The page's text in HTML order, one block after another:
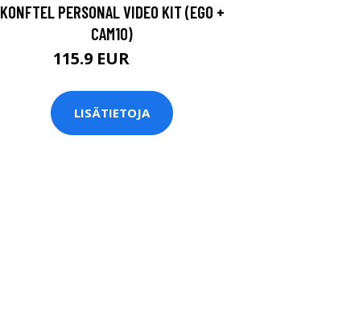
KONFTEL PERSONAL VIDEO KIT (EGO +
CAM10)
115.9 EUR
LISÄTIETOJA